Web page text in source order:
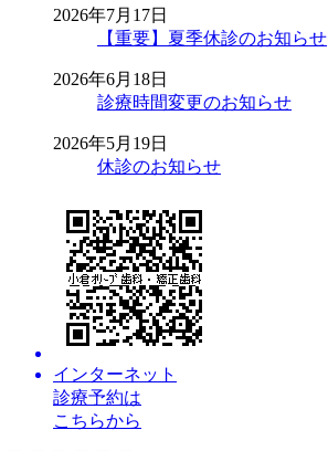
2026年7月17日
【重要】夏季休診のお知らせ
2026年6月18日
診療時間変更のお知らせ
2026年5月19日
休診のお知らせ
インターネット
診療予約は
こちらから